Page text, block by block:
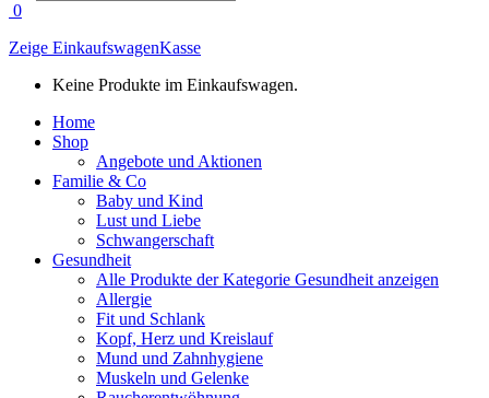
0
Zeige EinkaufswagenKasse
Keine Produkte im Einkaufswagen.
Home
Shop
Angebote und Aktionen
Familie & Co
Baby und Kind
Lust und Liebe
Schwangerschaft
Gesundheit
Alle Produkte der Kategorie Gesundheit anzeigen
Allergie
Fit und Schlank
Kopf, Herz und Kreislauf
Mund und Zahnhygiene
Muskeln und Gelenke